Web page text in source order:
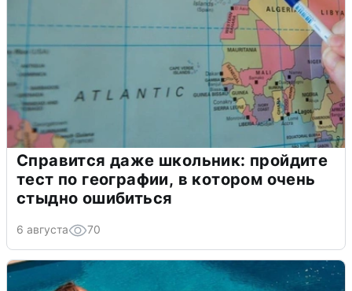
Справится даже школьник: пройдите
тест по географии, в котором очень
стыдно ошибиться
6 августа 70